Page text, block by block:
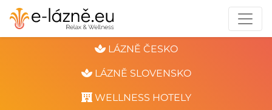
LÁZNĚ ČESKO
LÁZNĚ SLOVENSKO
WELLNESS HOTELY